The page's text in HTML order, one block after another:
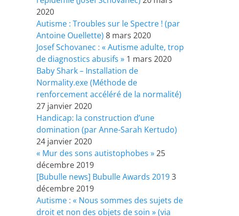
2020
Autisme : Troubles sur le Spectre ! (par
Antoine Ouellette) 8 mars 2020
Josef Schovanec : « Autisme adulte, trop
de diagnostics abusifs » 1 mars 2020
Baby Shark – Installation de
Normality.exe (Méthode de
renforcement accéléré de la normalité)
27 janvier 2020
Handicap: la construction d’une
domination (par Anne-Sarah Kertudo)
24 janvier 2020
« Mur des sons autistophobes »25
décembre 2019
[Bubulle news] Bubulle Awards 20193
décembre 2019
Autisme : « Nous sommes des sujets de
droit et non des objets de soin » (via